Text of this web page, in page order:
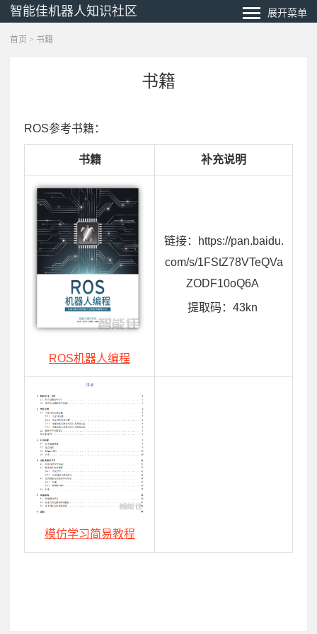
智能佳机器人知识社区 展开菜单
首页 > 书籍
书籍
ROS参考书籍：
书籍 补充说明
ROS机器人编程
链接：https://pan.baidu.
com/s/1FStZ78VTeQVa
ZODF10oQ6A
提取码：43kn
模仿学习简易教程